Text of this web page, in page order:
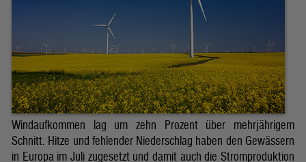
Windaufkommen lag um zehn Prozent über mehrjährigem
Schnitt. Hitze und fehlender Niederschlag haben den Gewässern
in Europa im Juli zugesetzt und damit auch die Stromproduktion